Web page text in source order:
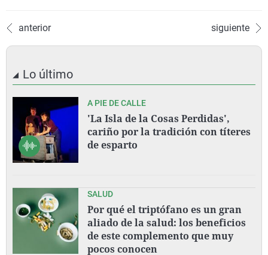
anterior siguiente
Lo último
A PIE DE CALLE
'La Isla de la Cosas Perdidas',
cariño por la tradición con títeres
de esparto
SALUD
Por qué el triptófano es un gran
aliado de la salud: los beneficios
de este complemento que muy
pocos conocen